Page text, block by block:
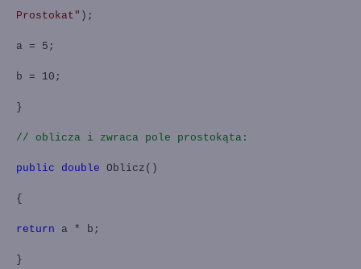
Prostokat" );
a = 5;
b = 10;
}
// oblicza i zwraca pole prostokąta:
public double Oblicz()
{
return a * b;
}